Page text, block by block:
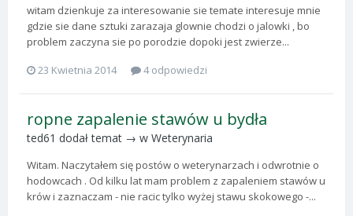
witam dzienkuje za interesowanie sie temate interesuje mnie
gdzie sie dane sztuki zarazaja glownie chodzi o jalowki , bo
problem zaczyna sie po porodzie dopoki jest zwierze...
23 Kwietnia 2014
4 odpowiedzi
ropne zapalenie stawów u bydła
ted61 dodał temat → w Weterynaria
Witam. Naczytałem się postów o weterynarzach i odwrotnie o
hodowcach . Od kilku lat mam problem z zapaleniem stawów u
krów i zaznaczam - nie racic tylko wyżej stawu skokowego -...